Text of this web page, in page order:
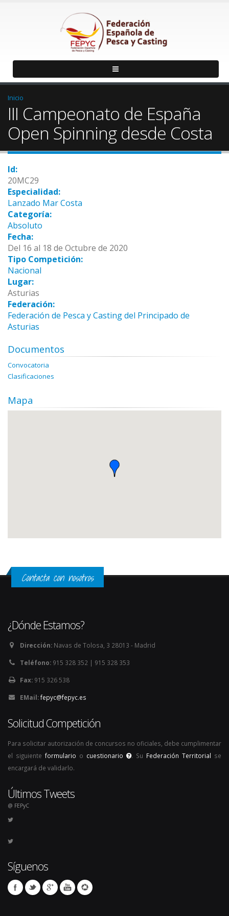
Inicio
III Campeonato de España
Open Spinning desde Costa
Id:
20MC29
Especialidad:
Lanzado Mar Costa
Categoría:
Absoluto
Fecha:
Del 16 al 18 de Octubre de 2020
Tipo Competición:
Nacional
Lugar:
Asturias
Federación:
Federación de Pesca y Casting del Principado de
Asturias
Documentos
Convocatoria
Clasificaciones
Mapa
Contacta con nosotros
¿Dónde Estamos?
Dirección: Navas de Tolosa, 3 28013 - Madrid
Teléfono: 915 328 352 | 915 328 353
Fax: 915 326 538
EMail:fepyc@fepyc.es
Solicitud Competición
Para solicitar autorización de concursos no oficiales, debe cumplimentar
el siguiente formulario o cuestionario . Su Federación Territorial se
encargará de validarlo.
Últimos Tweets
@ FEPyC
Síguenos